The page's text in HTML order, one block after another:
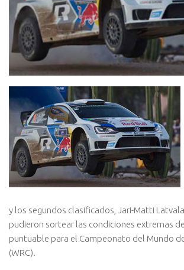
y los segundos clasificados, Jari-Matti
pudieron sortear las condiciones extremas
puntuable para el Campeonato del Mundo
(WRC).